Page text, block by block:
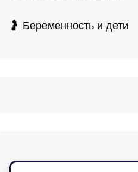
🤰 Беременность и дети